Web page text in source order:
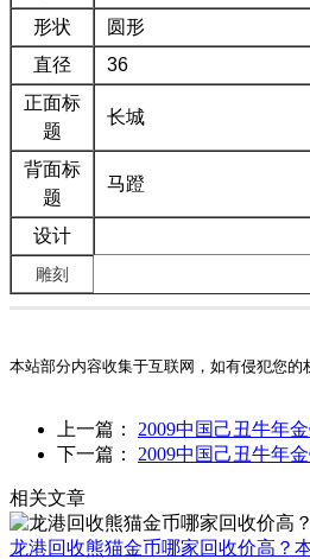
形状
圆形
直径
36
正面标
题
长城
背面标
题
马蹬
设计
雕刻
本站部分内容收集于互联网，如有侵犯您的
上一篇： 2009中国己丑牛年
下一篇： 2009中国己丑牛年
相关文章
龙港回收熊猫金币哪家回收价高？